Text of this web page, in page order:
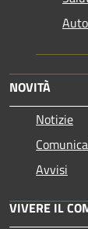
NOVITÀ
Notizie
Avvisi
VIVERE IL